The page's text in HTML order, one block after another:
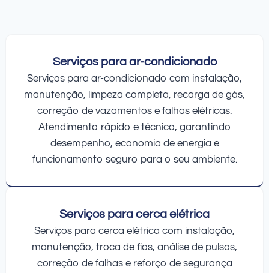
Serviços para ar-condicionado
Serviços para ar-condicionado com instalação,
manutenção, limpeza completa, recarga de gás,
correção de vazamentos e falhas elétricas.
Atendimento rápido e técnico, garantindo
desempenho, economia de energia e
funcionamento seguro para o seu ambiente.
Serviços para cerca elétrica
Serviços para cerca elétrica com instalação,
manutenção, troca de fios, análise de pulsos,
correção de falhas e reforço de segurança